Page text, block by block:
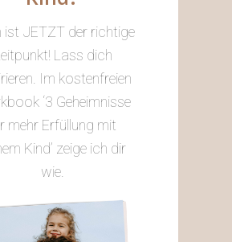
ist JETZT der richtige
Lass dich
Im kostenfreien
‘3 Geheimnisse
mehr Erfüllung mit
Kind’ zeige ich dir
wie.